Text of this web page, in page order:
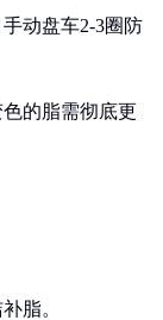
动盘车2-3圈防
的脂需彻底更
脂。